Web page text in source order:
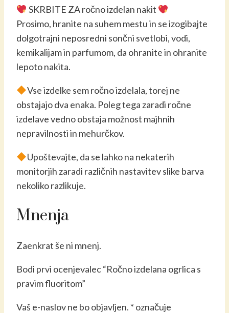
SKRBITE ZA ročno izdelan nakit
Prosimo, hranite na suhem mestu in se izogibajte
dolgotrajni neposredni sončni svetlobi, vodi,
kemikalijam in parfumom, da ohranite in ohranite
lepoto nakita.
Vse izdelke sem ročno izdelala, torej ne
obstajajo dva enaka. Poleg tega zaradi ročne
izdelave vedno obstaja možnost majhnih
nepravilnosti in mehurčkov.
Upoštevajte, da se lahko na nekaterih
monitorjih zaradi različnih nastavitev slike barva
nekoliko razlikuje.
Mnenja
Zaenkrat še ni mnenj.
Bodi prvi ocenjevalec “Ročno izdelana ogrlica s
pravim fluoritom”
Vaš e-naslov ne bo objavljen. * označuje